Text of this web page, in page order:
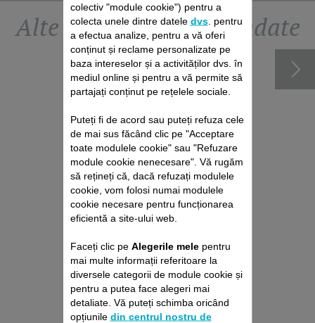
Alte accesorii recomandate
SITĂ SS-9100061050
Revitalizează-ți hainele!
20,80 RON
colectiv "module cookie") pentru a
colecta unele dintre datele dvs. pentru
a efectua analize, pentru a vă oferi
conținut și reclame personalizate pe
baza intereselor și a activităților dvs. în
mediul online și pentru a vă permite să
partajați conținut pe rețelele sociale.
Puteți fi de acord sau puteți refuza cele
de mai sus făcând clic pe "Acceptare
toate modulele cookie" sau "Refuzare
module cookie nenecesare". Vă rugăm
să rețineți că, dacă refuzați modulele
cookie, vom folosi numai modulele
cookie necesare pentru funcționarea
eficientă a site-ului web.
Faceți clic pe Alegerile melepentru
mai multe informații referitoare la
diversele categorii de module cookie și
pentru a putea face alegeri mai
detaliate. Vă puteți schimba oricând
opțiunile din centrul nostru de